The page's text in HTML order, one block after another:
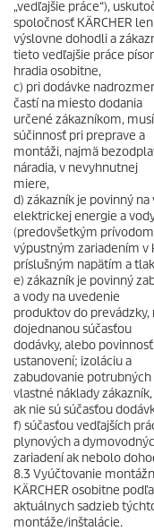
„vedľajšie práce“),
spoločnosť KÄRCHER
výslovne dohodli a
tieto vedľajšie práce
hradia osobitne,
c) pri dodávke
častí na miesto dodania
určené zákazníkom,
súčinnosť pri preprave a
montáži, najmä
náradia, v nevyhnutnej
miere,
d) zákazník je povinný
elektrickej energie a
(predovšetkým
výpustným zariadením v
príslušným napätím a
e) zákazník je povinný
a vody na uvedenie
produktov do prevádzky,
dojednanou súčasťou
dodávky, alebo
ustanovení; izoláciu a
zabudovanie
vlastné náklady zákazník,
ak nie sú súčasťou
f) súčasťou vedľajších
plynových a
zariadení ak nebolo
8.3 Vyúčtovanie
KÄRCHER osobitne podľa
aktuálnych sadzieb
montáže/inštalácie.